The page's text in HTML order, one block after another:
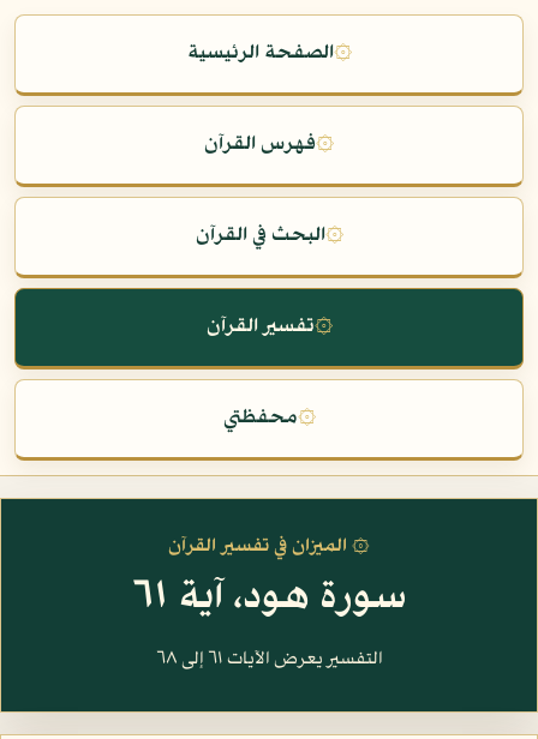
۞الصفحة الرئيسية
۞فهرس القرآن
۞البحث في القرآن
۞تفسير القرآن
۞محفظتي
۞ الميزان في تفسير القرآن
سورة هود، آية ٦١
التفسير يعرض الآيات ٦١ إلى ٦٨